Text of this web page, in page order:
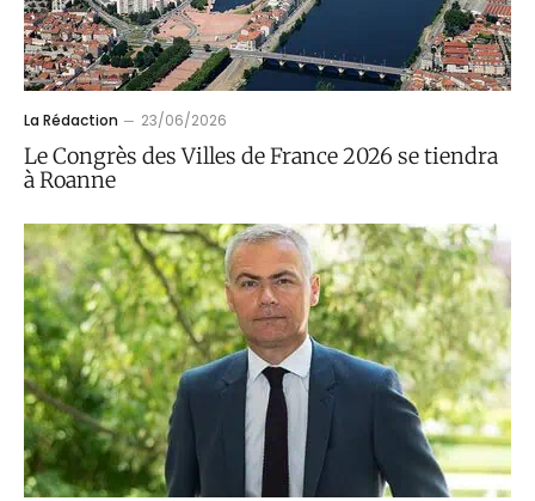
La Rédaction 23/06/2026
Le Congrès des Villes de France 2026 se tiendra
à Roanne